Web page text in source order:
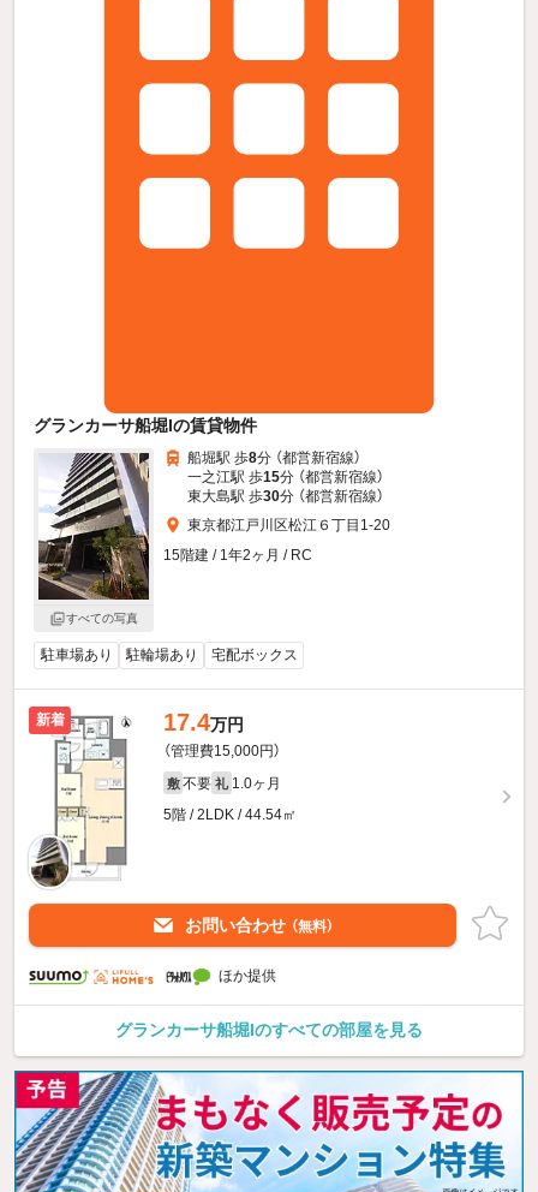
グランカーサ船堀Iの賃貸物件
すべての写真
船堀駅 歩8分 （都営新宿線）
一之江駅 歩15分 （都営新宿線）
東大島駅 歩30分 （都営新宿線）
東京都江戸川区松江６丁目1-20
15階建 / 1年2ヶ月 / RC
駐車場あり 駐輪場あり 宅配ボックス
新着 17.4万円
（管理費15,000円）
敷 不要 礼 1.0ヶ月
5階 / 2LDK / 44.54㎡
お問い合わせ （無料）
ほか提供
グランカーサ船堀Iのすべての部屋を見る